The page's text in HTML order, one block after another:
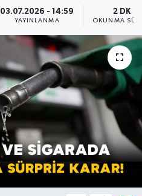
03.07.2026 - 14:59
YAYINLANMA
2 DK
OKUNMA